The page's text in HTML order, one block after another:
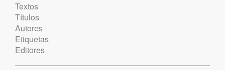
Textos
Títulos
Autores
Etiquetas
Editores